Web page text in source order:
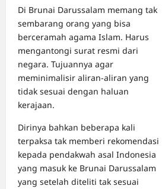
Di Brunai Darussalam memang tak
sembarang orang yang bisa
berceramah agama Islam. Harus
mengantongi surat resmi dari
negara. Tujuannya agar
meminimalisir aliran-aliran yang
tidak sesuai dengan haluan
kerajaan.
Dirinya bahkan beberapa kali
terpaksa tak memberi rekomendasi
kepada pendakwah asal Indonesia
yang masuk ke Brunai Darussalam
yang setelah diteliti tak sesuai